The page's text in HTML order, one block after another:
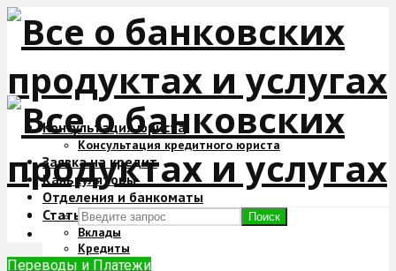
Консультация юриста
Консультация кредитного юриста
Заявка на кредит
Калькуляторы
Отделения и банкоматы
Статьи
Вклады
Кредиты
Ипотека
Поиск
Переводы и Платежи